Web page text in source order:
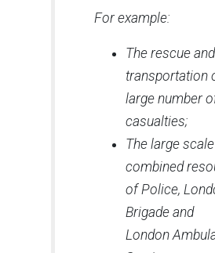
For example:
The rescue and
transportation
large number
casualties;
The large scale
combined
of Police,
Brigade and
London